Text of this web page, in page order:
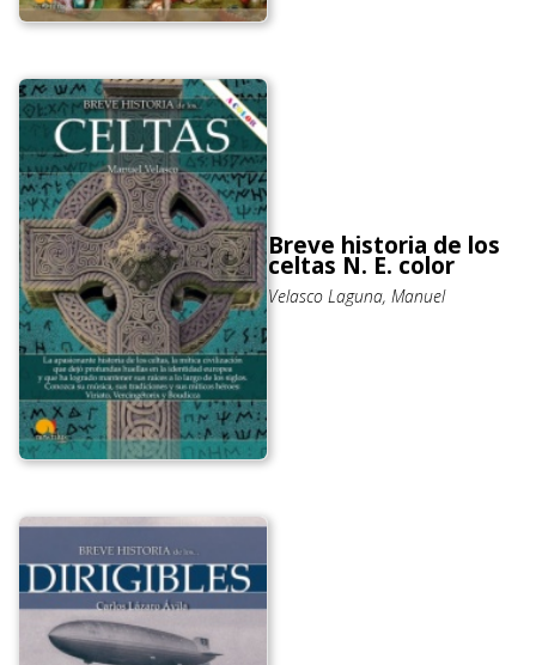
Breve historia de los
celtas N. E. color
Velasco Laguna, Manuel